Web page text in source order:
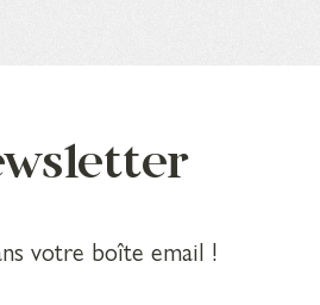
votre boîte email !